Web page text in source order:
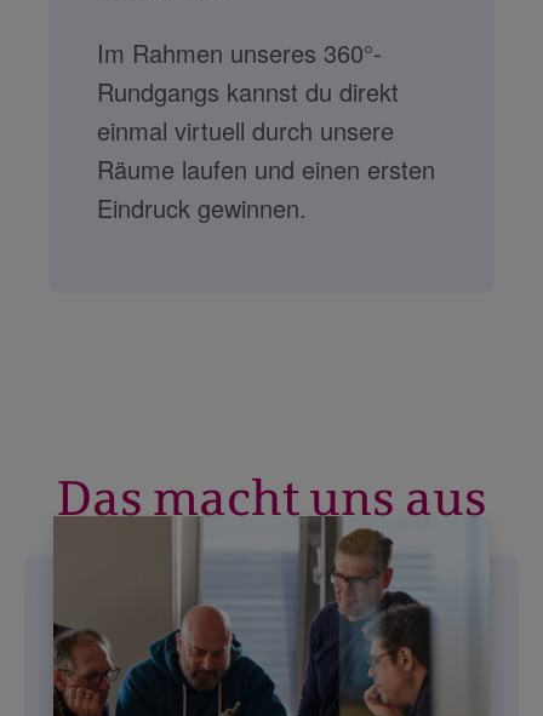
Im Rahmen unseres 360°-
Rundgangs kannst du direkt
einmal virtuell durch unsere
Räume laufen und einen ersten
Eindruck gewinnen.
Das macht uns aus